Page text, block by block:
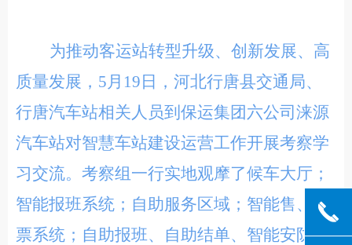
为推动客运站转型升级、创新发展、高
质量发展，5月19日，河北行唐县交通局、
行唐汽车站相关人员到保运集团六公司涞源
汽车站对智慧车站建设运营工作开展考察学
习交流。考察组一行实地观摩了候车大厅；
智能报班系统；自助服务区域；智能售、检
票系统；自助报班、自助结单、智能安防等
끅